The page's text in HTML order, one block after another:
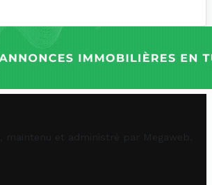
maintenu et administré par Megaweb